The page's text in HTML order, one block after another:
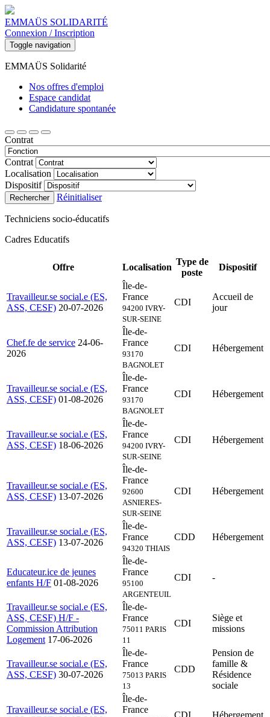
EMMAÜS SOLIDARITÉ
Connexion / Inscription
Toggle navigation
EMMAÜS Solidarité
Nos offres d'emploi
Espace candidat
Candidature spontanée
Contrat
Contrat
Localisation
Dispositif
Rechercher Réinitialiser
Techniciens socio-éducatifs
Cadres Educatifs
Offre Localisation
Type de
poste
Dispositif
Travailleur.se social.e (ES,
ASS, CESF) 20-07-2026
Île-de-
France
94200 IVRY-
SUR-SEINE
CDI
Accueil de
jour
Chef.fe de service 24-06-
2026
Île-de-
France
93170
BAGNOLET
CDI Hébergement
Travailleur.se social.e (ES,
ASS, CESF) 01-08-2026
Île-de-
France
93170
BAGNOLET
CDI Hébergement
Travailleur.se social.e (ES,
ASS, CESF) 18-06-2026
Île-de-
France
94200 IVRY-
SUR-SEINE
CDI Hébergement
Travailleur.se social.e (ES,
ASS, CESF) 13-07-2026
Île-de-
France
92600
ASNIERES-
SUR-SEINE
CDI Hébergement
Travailleur.se social.e (ES,
ASS, CESF) 13-07-2026
Île-de-
France
94320 THIAIS
CDD Hébergement
Educateur.ice de jeunes
enfants H/F 01-08-2026
Île-de-
France
95100
ARGENTEUIL
CDI -
Travailleur.se social.e (ES,
ASS, CESF) H/F -
Commission Attribution
Logement 17-06-2026
Île-de-
France
75011 PARIS
11
CDI
Siège et
missions
Travailleur.se social.e (ES,
ASS, CESF) 30-07-2026
Île-de-
France
75013 PARIS
13
CDD
Pension de
famille &
Résidence
sociale
Travailleur.se social.e (ES,
Île-de-
France
CDI Hébergement